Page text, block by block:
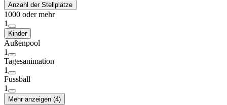
Anzahl der Stellplätze
1000 oder mehr
1
Kinder
Außenpool
1
Tagesanimation
1
Fussball
1
Mehr anzeigen (4)